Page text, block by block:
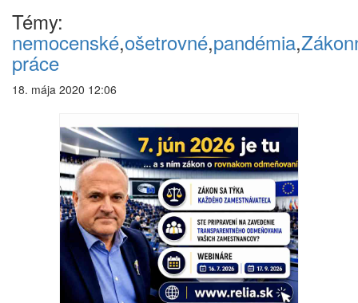
Témy:
nemocenské,ošetrovné,pandémia,
práce
18. mája 2020 12:06